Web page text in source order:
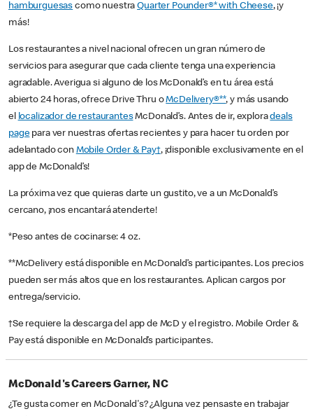
hamburguesas como nuestraQuarter Pounder®* with Cheese, ¡y
más!
Los restaurantes a nivel nacional ofrecen un gran número de
servicios para asegurar que cada cliente tenga una experiencia
agradable. Averigua si alguno de los McDonald’s en tu área está
abierto 24 horas, ofrece Drive Thru oMcDelivery®**, y más usando
el localizador de restaurantesMcDonald’s. Antes de ir, exploradeals
pagepara ver nuestras ofertas recientes y para hacer tu orden por
adelantado con Mobile Order & Pay†, ¡disponible exclusivamente en el
app de McDonald’s!
La próxima vez que quieras darte un gustito, ve a un McDonald’s
cercano, ¡nos encantará atenderte!
*Peso antes de cocinarse: 4 oz.
**McDelivery está disponible en McDonald’s participantes. Los precios
pueden ser más altos que en los restaurantes. Aplican cargos por
entrega/servicio.
†Se requiere la descarga del app de McD y el registro. Mobile Order &
Pay está disponible en McDonald’s participantes.
McDonald's Careers Garner, NC
¿Te gusta comer en McDonald's? ¿Alguna vez pensaste en trabajar